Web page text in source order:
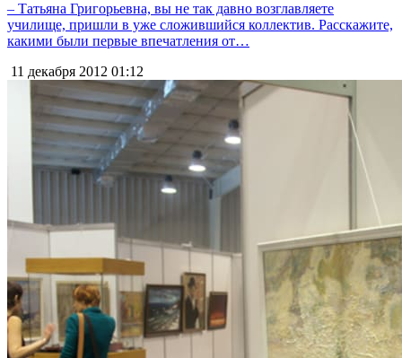
– Татьяна Григорьевна, вы не так давно возглавляете
училище, пришли в уже сложившийся коллектив. Расскажите,
какими были первые впечатления от…
11 декабря 2012 01:12